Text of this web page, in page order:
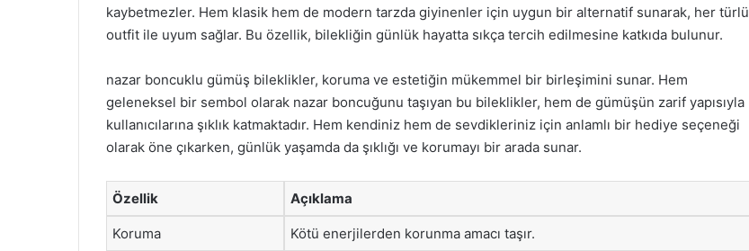
kaybetmezler. Hem klasik hem de modern tarzda giyinenler için uygun bir alternatif sunarak, her türlü
outfit ile uyum sağlar. Bu özellik, bilekliğin günlük hayatta sıkça tercih edilmesine katkıda bulunur.
nazar boncuklu gümüş bileklikler, koruma ve estetiğin mükemmel bir birleşimini sunar. Hem
geleneksel bir sembol olarak nazar boncuğunu taşıyan bu bileklikler, hem de gümüşün zarif yapısıyla
kullanıcılarına şıklık katmaktadır. Hem kendiniz hem de sevdikleriniz için anlamlı bir hediye seçeneği
olarak öne çıkarken, günlük yaşamda da şıklığı ve korumayı bir arada sunar.
Özellik Açıklama
Koruma Kötü enerjilerden korunma amacı taşır.